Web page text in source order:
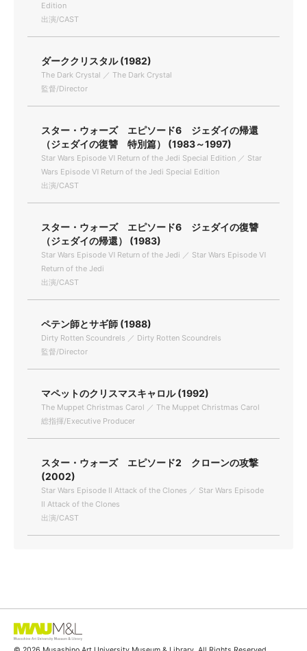
Edition
出演/CAST
ダーククリスタル (1982)
The Dark Crystal ／ The Dark Crystal
監督/Director
スター・ウォーズ エピソード6 ジェダイの帰還
（ジェダイの復讐 特別篇） (1983～1997)
Star Wars Episode Ⅵ Return of the Jedi Special Edition ／ Star
Wars Episode Ⅵ Return of the Jedi Special Edition
出演/CAST
スター・ウォーズ エピソード6 ジェダイの復讐
（ジェダイの帰還） (1983)
Star Wars Episode Ⅵ Return of the Jedi ／ Star Wars Episode Ⅵ
Return of the Jedi
出演/CAST
ペテン師とサギ師 (1988)
Dirty Rotten Scoundrels ／ Dirty Rotten Scoundrels
監督/Director
マペットのクリスマスキャロル (1992)
The Muppet Christmas Carol ／ The Muppet Christmas Carol
総指揮/Executive Producer
スター・ウォーズ エピソード2 クローンの攻撃
(2002)
Star Wars Episode Ⅱ Attack of the Clones ／ Star Wars Episode
Ⅱ Attack of the Clones
出演/CAST